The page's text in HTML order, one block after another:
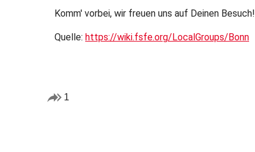
Komm' vorbei, wir freuen uns auf Deinen Besuch!
Quelle: https://wiki.fsfe.org/LocalGroups/Bonn
1